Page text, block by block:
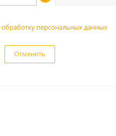
обработку персональных данных
Отменить